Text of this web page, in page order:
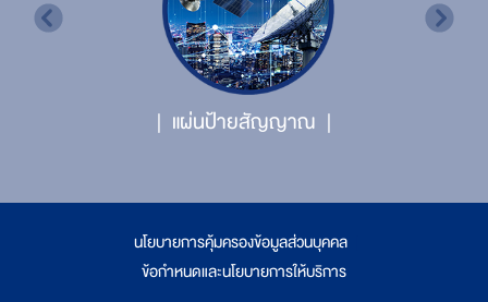
แผ่นป้ายสัญญาณ
นโยบายการคุ้มครองข้อมูลส่วนบุคคล
ข้อกำหนดและนโยบายการให้บริการ